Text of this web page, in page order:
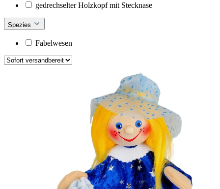
gedrechselter Holzkopf mit Stecknase
Spezies
Fabelwesen